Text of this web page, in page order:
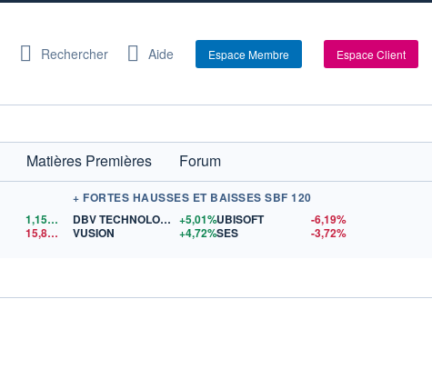
Rechercher Aide Espace Membre Espace Client
Matières Premières
Forum
1,1556
$US
15,81$US
+ FORTES HAUSSES ET BAISSES SBF 120
DBV TECHNOLOGIES +5,01%
VUSION
+4,72%
UBISOFT
-6,19%
SES
-3,72%